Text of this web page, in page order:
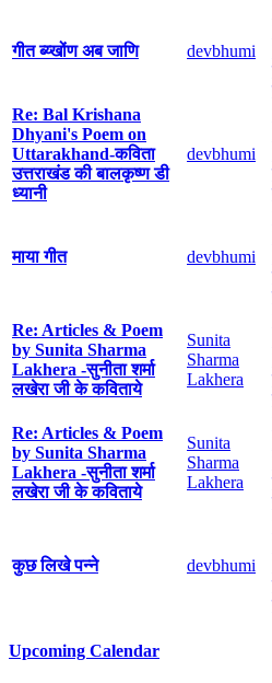
गीत ब्य्खोंण अब जाणि devbhumi
Re: Bal Krishana
Dhyani's Poem on
Uttarakhand-कविता
उत्तराखंड की बालकृष्ण डी
ध्यानी
devbhumi
माया गीत devbhumi
Re: Articles & Poem
by Sunita Sharma
Lakhera -सुनीता शर्मा
लखेरा जी के कविताये
Sunita
Sharma
Lakhera
Re: Articles & Poem
by Sunita Sharma
Lakhera -सुनीता शर्मा
लखेरा जी के कविताये
Sunita
Sharma
Lakhera
कुछ लिखे पन्ने devbhumi
Upcoming Calendar